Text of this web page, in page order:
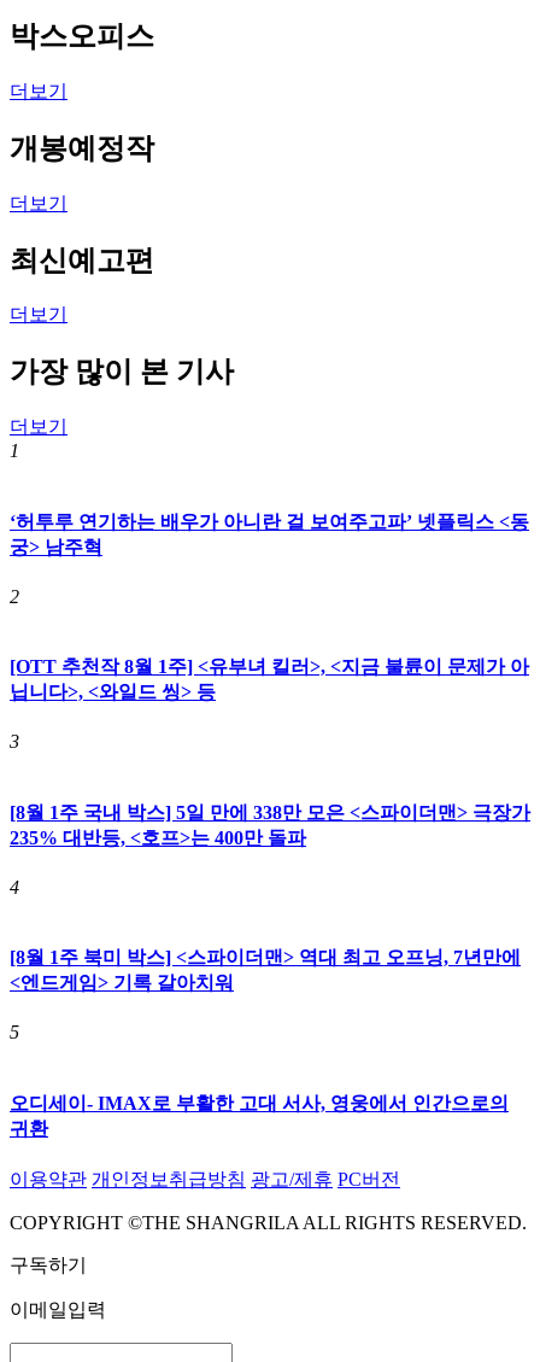
박스오피스
더보기
개봉예정작
더보기
최신예고편
더보기
가장 많이 본 기사
더보기
1
‘허투루 연기하는 배우가 아니란 걸 보여주고파’ 넷플릭스 <동
궁> 남주혁
2
[OTT 추천작 8월 1주] <유부녀 킬러>, <지금 불륜이 문제가 아
닙니다>, <와일드 씽> 등
3
[8월 1주 국내 박스] 5일 만에 338만 모은 <스파이더맨> 극장가
235% 대반등, <호프>는 400만 돌파
4
[8월 1주 북미 박스] <스파이더맨> 역대 최고 오프닝, 7년만에
<엔드게임> 기록 갈아치워
5
오디세이- IMAX로 부활한 고대 서사, 영웅에서 인간으로의
귀환
이용약관 개인정보취급방침 광고/제휴 PC버전
COPYRIGHT ©THE SHANGRILA ALL RIGHTS RESERVED.
구독하기
이메일입력